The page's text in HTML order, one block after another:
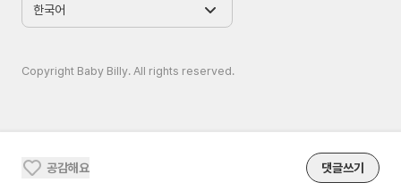
공감해요 댓글쓰기
Copyright Baby Billy. All rights reserved.